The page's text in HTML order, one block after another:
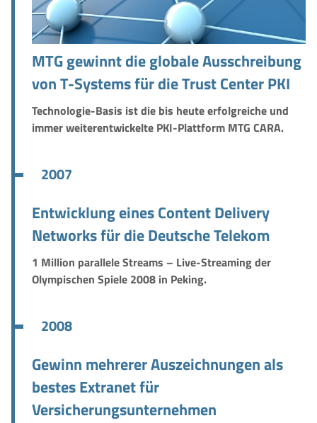
MTG gewinnt die globale Ausschreibung
von T-Systems für die Trust Center PKI
Technologie-Basis ist die bis heute erfolgreiche und
immer weiterentwickelte PKI-Plattform MTG CARA.
2007
Entwicklung eines Content Delivery
Networks für die Deutsche Telekom
1 Million parallele Streams – Live-Streaming der
Olympischen Spiele 2008 in Peking.
2008
Gewinn mehrerer Auszeichnungen als
bestes Extranet für
Versicherungsunternehmen